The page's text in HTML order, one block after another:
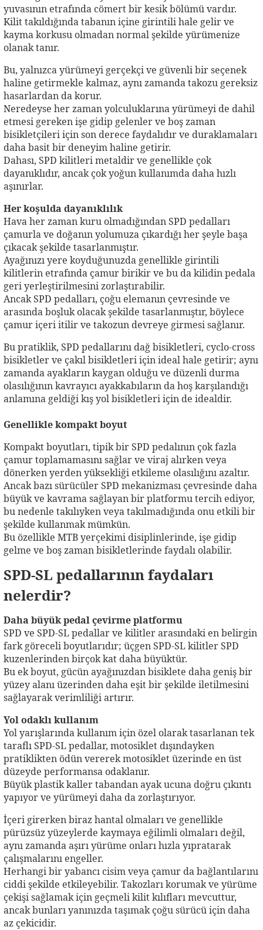
yuvasının etrafında cömert bir kesik bölümü vardır.
Kilit takıldığında tabanın içine girintili hale gelir ve
kayma korkusu olmadan normal şekilde yürümenize
olanak tanır.
Bu, yalnızca yürümeyi gerçekçi ve güvenli bir seçenek
haline getirmekle kalmaz, aynı zamanda takozu gereksiz
hasarlardan da korur.
Neredeyse her zaman yolculuklarına yürümeyi de dahil
etmesi gereken işe gidip gelenler ve boş zaman
bisikletçileri için son derece faydalıdır ve duraklamaları
daha basit bir deneyim haline getirir.
Dahası, SPD kilitleri metaldir ve genellikle çok
dayanıklıdır, ancak çok yoğun kullanımda daha hızlı
aşınırlar.
Her koşulda dayanıklılık
Hava her zaman kuru olmadığından SPD pedalları
çamurla ve doğanın yolumuza çıkardığı her şeyle başa
çıkacak şekilde tasarlanmıştır.
Ayağınızı yere koyduğunuzda genellikle girintili
kilitlerin etrafında çamur birikir ve bu da kilidin pedala
geri yerleştirilmesini zorlaştırabilir.
Ancak SPD pedalları, çoğu elemanın çevresinde ve
arasında boşluk olacak şekilde tasarlanmıştır, böylece
çamur içeri itilir ve takozun devreye girmesi sağlanır.
Bu pratiklik, SPD pedallarını dağ bisikletleri, cyclo-cross
bisikletler ve çakıl bisikletleri için ideal hale getirir; aynı
zamanda ayakların kaygan olduğu ve düzenli durma
olasılığının kavrayıcı ayakkabıların da hoş karşılandığı
anlamına geldiği kış yol bisikletleri için de idealdir.
Genellikle kompakt boyut
Kompakt boyutları, tipik bir SPD pedalının çok fazla
çamur toplamamasını sağlar ve viraj alırken veya
dönerken yerden yüksekliği etkileme olasılığını azaltır.
Ancak bazı sürücüler SPD mekanizması çevresinde daha
büyük ve kavrama sağlayan bir platformu tercih ediyor,
bu nedenle takılıyken veya takılmadığında onu etkili bir
şekilde kullanmak mümkün.
Bu özellikle MTB yerçekimi disiplinlerinde, işe gidip
gelme ve boş zaman bisikletlerinde faydalı olabilir.
SPD-SL pedallarının faydaları
nelerdir?
Daha büyük pedal çevirme platformu
SPD ve SPD-SL pedallar ve kilitler arasındaki en belirgin
fark göreceli boyutlarıdır; üçgen SPD-SL kilitler SPD
kuzenlerinden birçok kat daha büyüktür.
Bu ek boyut, gücün ayağınızdan bisiklete daha geniş bir
yüzey alanı üzerinden daha eşit bir şekilde iletilmesini
sağlayarak verimliliği artırır.
Yol odaklı kullanım
Yol yarışlarında kullanım için özel olarak tasarlanan tek
taraflı SPD-SL pedallar, motosiklet dışındayken
pratiklikten ödün vererek motosiklet üzerinde en üst
düzeyde performansa odaklanır.
Büyük plastik kaller tabandan ayak ucuna doğru çıkıntı
yapıyor ve yürümeyi daha da zorlaştırıyor.
İçeri girerken biraz hantal olmaları ve genellikle
pürüzsüz yüzeylerde kaymaya eğilimli olmaları değil,
aynı zamanda aşırı yürüme onları hızla yıpratarak
çalışmalarını engeller.
Herhangi bir yabancı cisim veya çamur da bağlantılarını
ciddi şekilde etkileyebilir. Takozları korumak ve yürüme
çekişi sağlamak için geçmeli kilit kılıfları mevcuttur,
ancak bunları yanınızda taşımak çoğu sürücü için daha
az çekicidir.